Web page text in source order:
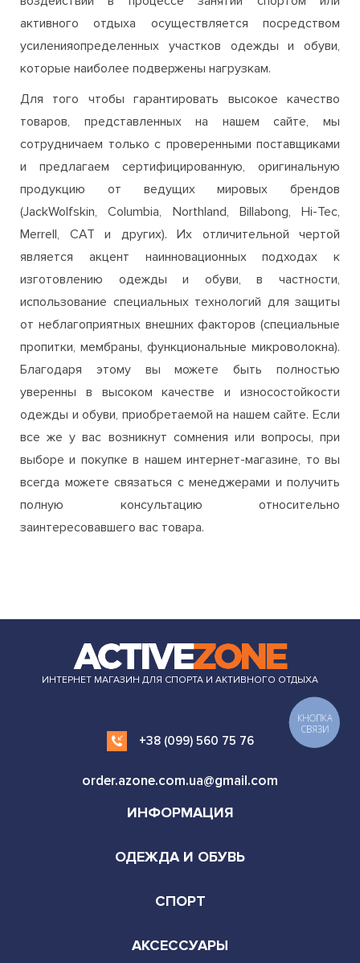
активного отдыха осуществляется посредством
усиленияопределенных участков одежды и обуви,
которые наиболее подвержены нагрузкам.
Для того чтобы гарантировать высокое качество
товаров, представленных на нашем сайте, мы
сотрудничаем только с проверенными поставщиками
и предлагаем сертифицированную, оригинальную
продукцию от ведущих мировых брендов
(JackWolfskin, Columbia, Northland, Billabong, Hi-Tec,
Merrell, CAT и других). Их отличительной чертой
является акцент наинновационных подходах к
изготовлению одежды и обуви, в частности,
использование специальных технологий для защиты
от неблагоприятных внешних факторов (специальные
пропитки, мембраны, функциональные микроволокна).
Благодаря этому вы можете быть полностью
уверенны в высоком качестве и износостойкости
одежды и обуви, приобретаемой на нашем сайте. Если
все же у вас возникнут сомнения или вопросы, при
выборе и покупке в нашем интернет-магазине, то вы
всегда можете связаться с менеджерами и получить
полную консультацию относительно
заинтересовавшего вас товара.
ИНТЕРНЕТ МАГАЗИН ДЛЯ СПОРТА И АКТИВНОГО ОТДЫХА
+38 (099) 560 75 76
order.azone.com.ua@gmail.com
ИНФОРМАЦИЯ
ОДЕЖДА И ОБУВЬ
СПОРТ
АКСЕССУАРЫ